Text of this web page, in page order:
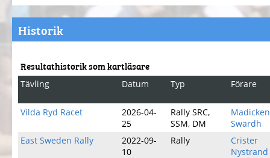
Historik
Resultathistorik som kartläsare
Tävling Datum Typ Förare
Vilda Ryd Racet
2026-04-
25
Rally SRC,
SSM, DM
Madicken
Swärdh
East Sweden Rally
2022-09-
10
Rally
Crister
Nystrand